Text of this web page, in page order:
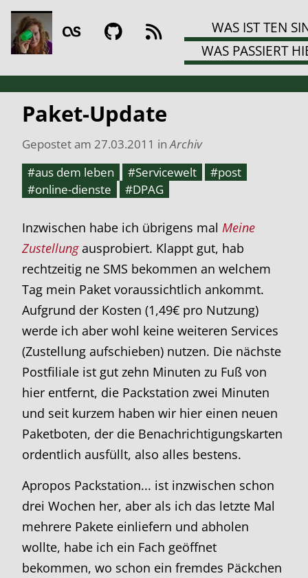
WAS IST TEN
WAS PASSIERT
Paket-Update
Gepostet am 27.03.2011 inArchiv
#aus dem leben
#Servicewelt
#post
#online-dienste
#DPAG
Inzwischen habe ich übrigens mal Meine
Zustellungausprobiert. Klappt gut, hab
rechtzeitig ne SMS bekommen an welchem
Tag mein Paket voraussichtlich ankommt.
Aufgrund der Kosten (1,49€ pro Nutzung)
werde ich aber wohl keine weiteren Services
(Zustellung aufschieben) nutzen. Die nächste
Postfiliale ist gut zehn Minuten zu Fuß von
hier entfernt, die Packstation zwei Minuten
und seit kurzem haben wir hier einen neuen
Paketboten, der die Benachrichtigungskarten
ordentlich ausfüllt, also alles bestens.
Apropos Packstation... ist inzwischen schon
drei Wochen her, aber als ich das letzte Mal
mehrere Pakete einliefern und abholen
wollte, habe ich ein Fach geöffnet
bekommen, wo schon ein fremdes Päckchen